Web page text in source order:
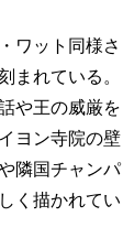
ワット同様さ
まれている。
や王の威厳を
ヨン寺院の壁
隣国チャンパ
く描かれてい